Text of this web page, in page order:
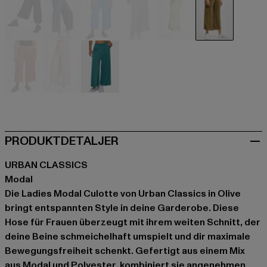
blau
PRODUKTDETALJER
URBAN CLASSICS
Modal
Die Ladies Modal Culotte von Urban Classics in Olive
bringt entspannten Style in deine Garderobe. Diese
Hose für Frauen überzeugt mit ihrem weiten Schnitt, der
deine Beine schmeichelhaft umspielt und dir maximale
Bewegungsfreiheit schenkt. Gefertigt aus einem Mix